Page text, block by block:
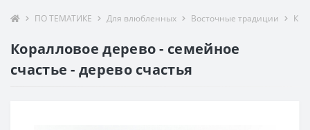
ПО ТЕМАТИКЕ Для влюбленных Восточные традиции К
Коралловое дерево - семейное
счастье - дерево счастья